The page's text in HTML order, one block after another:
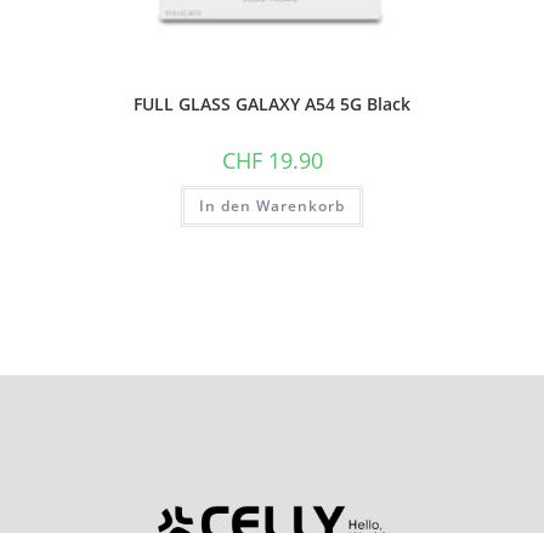
FULL GLASS GALAXY A54 5G Black
CHF19.90
In den Warenkorb